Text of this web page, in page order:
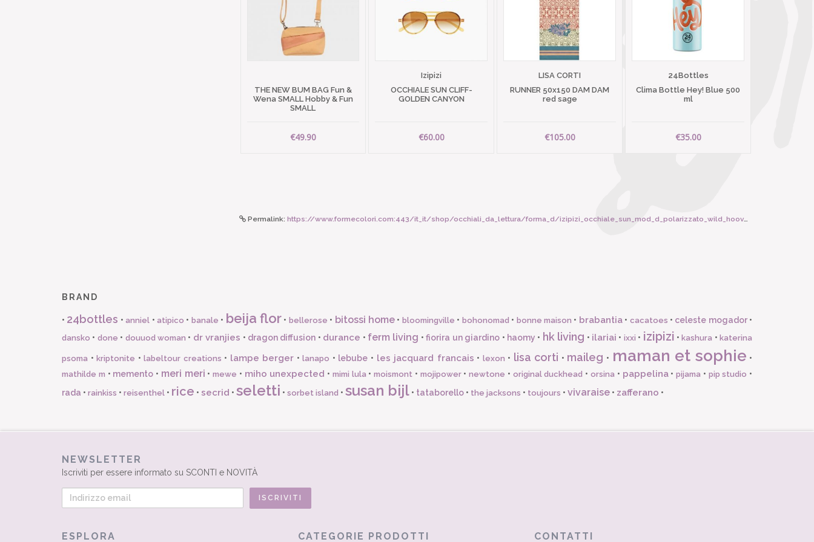
THE NEW BUM BAG Fun &
Wena SMALL Hobby & Fun
SMALL
€49.90
Izipizi
OCCHIALE SUN CLIFF-
GOLDEN CANYON
€60.00
LISA CORTI
RUNNER 50x150 DAM DAM
red sage
€105.00
24Bottles
Clima Bottle Hey! Blue 500
ml
€35.00
Permalink: https://www.formecolori.com:443/it_it/shop/occhiali_da_lettura/forma_d/izipizi_occhiale_sun_mod_d_polarizzato_wild_hooves/6376
BRAND
• 24bottles •anniel •atipico • banale • beija flor • bellerose • bitossi home • bloomingville • bohonomad • bonne maison • brabantia• cacatoes • celeste mogador•
dansko • done • douuod woman • dr vranjies • dragon diffusion • durance • ferm living •fiorira un giardino • haomy • hk living • ilariai • ixxi • izipizi •kashura •katerina
psoma •kriptonite •labeltour creations • lampe berger •lanapo • lebube • les jacquard francais • lexon • lisa corti • maileg • maman et sophie •
mathilde m • memento • meri meri •mewe • miho unexpected • mimi lula •moismont • mojipower•newtone • original duckhead • orsina • pappelina•pijama • pip studio •
rada • rainkiss • reisenthel • rice • secrid • seletti • sorbet island • susan bijl • tataborello • the jacksons • toujours • vivaraise • zafferano •
NEWSLETTER
Iscriviti per essere informato su SCONTI e NOVITÀ
ESPLORA CATEGORIE PRODOTTI CONTATTI